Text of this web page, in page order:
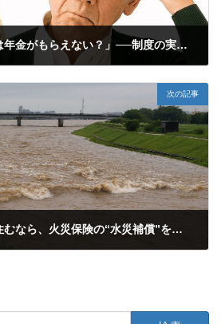
「高齢者の高給取りは年金がもらえない？」──制度の実情とこれから
次の記事
【注意喚起】葛飾に住むなら、火災保険の“水災補償”を見直して